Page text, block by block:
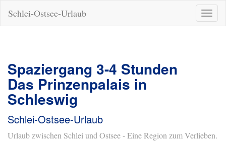
ein-/
Schlei-Ostsee-Urlaub
Spaziergang 3-4 Stunden
Das Prinzenpalais in
Schleswig
Schlei-Ostsee-Urlaub
Urlaub zwischen Schlei und Ostsee - Eine Region zum Verlieben.